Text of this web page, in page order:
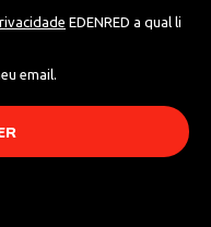
EDENRED a qual li
email.